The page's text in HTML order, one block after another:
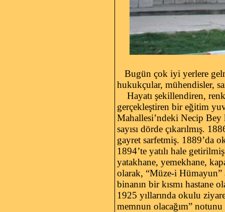
Bugün çok iyi yerlere
hukukçular, mühendisler,
Hayatı şekillendiren,
gerçekleştiren bir eğitim
Mahallesi’ndeki Necip Bey
sayısı dörde çıkarılmış.
gayret sarfetmiş. 1889’da
1894’te yatılı hale
yatakhane, yemekhane,
olarak, “Müze-i Hümayun”
binanın bir kısmı hastane
1925 yıllarında okulu
memnun olacağım”